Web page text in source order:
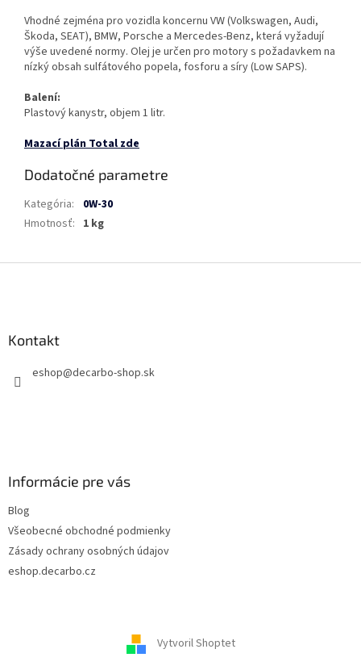
Vhodné zejména pro vozidla koncernu VW (Volkswagen, Audi,
Škoda, SEAT), BMW, Porsche a Mercedes-Benz, která vyžadují
výše uvedené normy. Olej je určen pro motory s požadavkem na
nízký obsah sulfátového popela, fosforu a síry (Low SAPS).
Balení:
Plastový kanystr, objem 1 litr.
Mazací plán Total zde
Dodatočné parametre
Kategória:
0W-30
Hmotnosť: 1 kg
Kontakt
eshop@decarbo-shop.sk
Informácie pre vás
Blog
Všeobecné obchodné podmienky
Zásady ochrany osobných údajov
eshop.decarbo.cz
Vytvoril Shoptet